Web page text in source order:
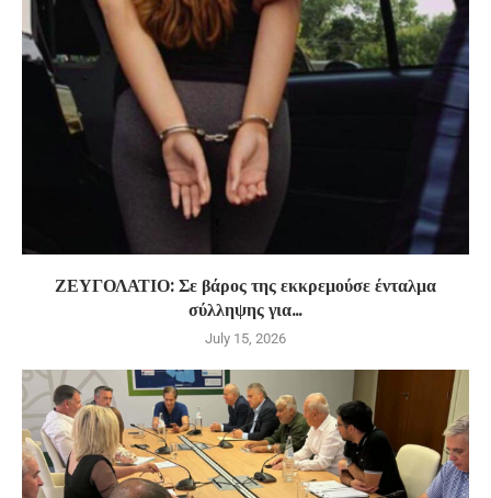
ΖΕΥΓΟΛΑΤΙΟ: Σε βάρος της εκκρεμούσε ένταλμα
σύλληψης για...
July 15, 2026